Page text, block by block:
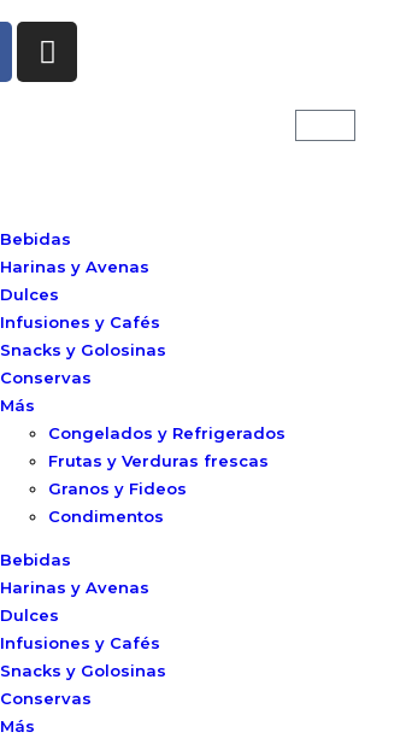
Bebidas
Harinas y Avenas
Dulces
Infusiones y Cafés
Snacks y Golosinas
Conservas
Más
Congelados y Refrigerados
Frutas y Verduras frescas
Granos y Fideos
Condimentos
Bebidas
Harinas y Avenas
Dulces
Infusiones y Cafés
Snacks y Golosinas
Conservas
Más